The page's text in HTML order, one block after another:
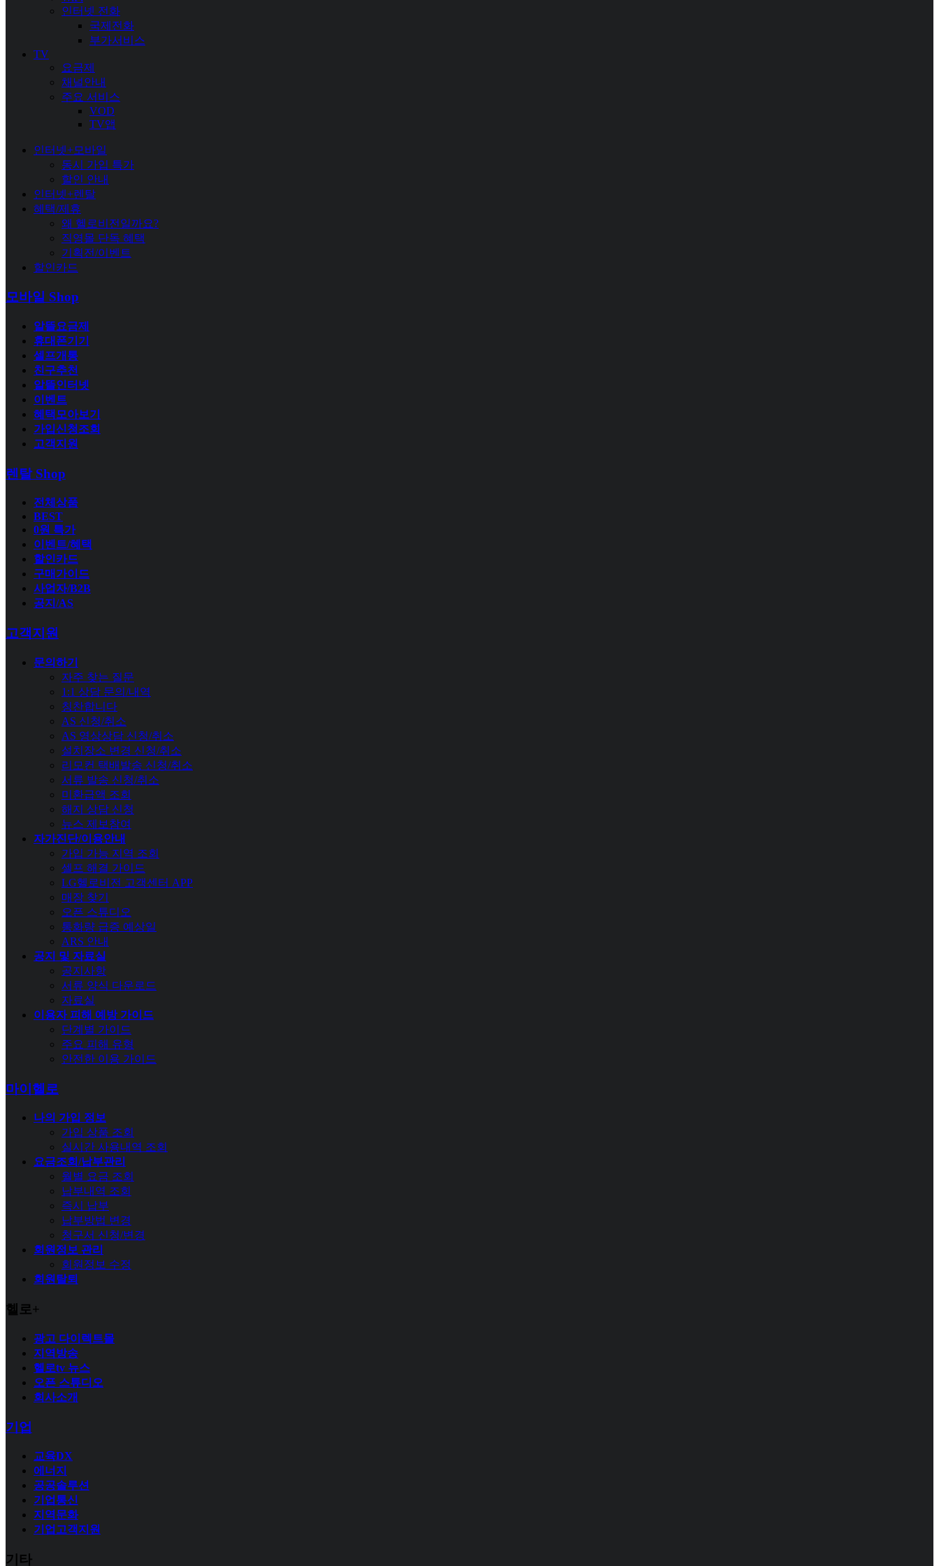
인터넷 전화
국제전화
부가서비스
TV
요금제
채널안내
주요 서비스
VOD
TV앱
인터넷+모바일
동시 가입 특가
할인 안내
인터넷+렌탈
혜택/제휴
왜 헬로비전일까요?
직영몰 단독 혜택
기획전/이벤트
할인카드
모바일 Shop
알뜰요금제
휴대폰기기
셀프개통
친구추천
알뜰인터넷
이벤트
혜택모아보기
가입신청조회
고객지원
렌탈 Shop
전체상품
BEST
0원 특가
이벤트/혜택
할인카드
구매가이드
사업자/B2B
공지/AS
고객지원
문의하기
자주 찾는 질문
1:1 상담 문의/내역
칭찬합니다
AS 신청/취소
AS 영상상담 신청/취소
설치장소 변경 신청/취소
리모컨 택배발송 신청/취소
서류 발송 신청/취소
미환급액 조회
해지 상담 신청
뉴스 제보참여
자가진단/이용안내
가입 가능 지역 조회
셀프 해결 가이드
LG헬로비전 고객센터 APP
매장 찾기
오픈 스튜디오
통화량 급증 예상일
ARS 안내
공지 및 자료실
공지사항
서류 양식 다운로드
자료실
이용자 피해 예방 가이드
단계별 가이드
주요 피해 유형
안전한 이용 가이드
마이헬로
나의 가입 정보
가입 상품 조회
실시간 사용내역 조회
요금조회/납부관리
월별 요금 조회
납부내역 조회
즉시 납부
납부방법 변경
청구서 신청/변경
회원정보 관리
회원정보 수정
회원탈퇴
헬로+
광고 다이렉트몰
지역방송
헬로tv 뉴스
오픈 스튜디오
회사소개
기업
교육DX
에너지
공공솔루션
기업통신
지역문화
기업고객지원
기타